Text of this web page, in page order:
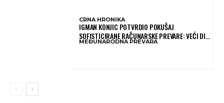
CRNA HRONIKA
IGMAN KONJIC POTVRDIO POKUŠAJ
SOFISTICIRANE RAČUNARSKE PREVARE: VEĆI DIO
NOVCA BLOKIRAN, OČEKUJE SE POVRAT
MEĐUNARODNA PREVARA